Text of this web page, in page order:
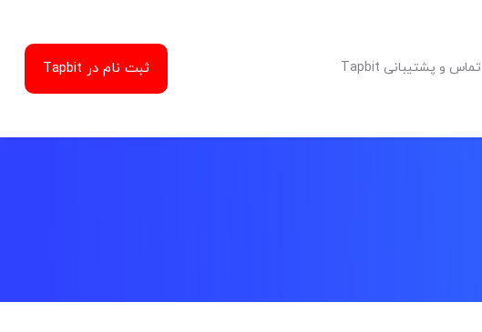
تماس و پشتیبانی Tapbit ثبت نام در Tapbit